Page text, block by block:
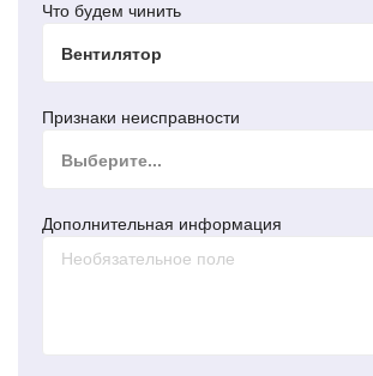
Что будем чинить
Вентилятор
Признаки неисправности
Выберите...
Дополнительная информация